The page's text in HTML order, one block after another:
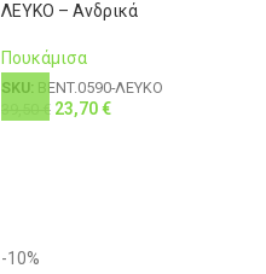
ΛΕΥΚΟ – Ανδρικά
Πουκάμισα
SKU: BENT.0590-ΛΕΥΚΟ
€ 23,70€
-10%